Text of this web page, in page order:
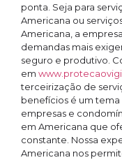
ponta. Seja para
Americana ou
Americana, a
demandas mais
seguro e produtivo.
em
terceirização de
benefícios é um
empresas e
em Americana que
constante. Nossa
Americana nos